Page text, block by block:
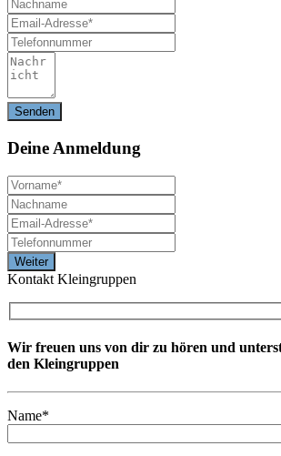
Deine Anmeldung
Kontakt Kleingruppen
Wir freuen uns von dir zu hören und
den Kleingruppen
Name*